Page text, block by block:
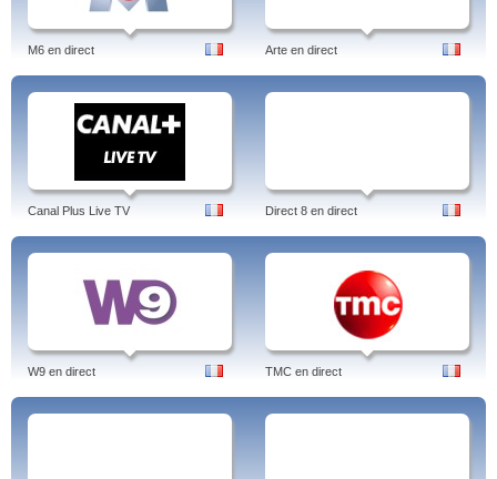
M6 en direct Arte en direct
Canal Plus Live TV Direct 8 en direct
W9 en direct TMC en direct